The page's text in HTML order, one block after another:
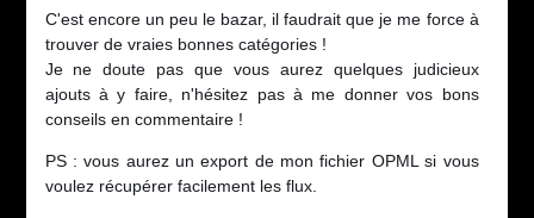
C'est encore un peu le bazar, il faudrait que je me force à
trouver de vraies bonnes catégories !
Je ne doute pas que vous aurez quelques judicieux
ajouts à y faire, n'hésitez pas à me donner vos bons
conseils en commentaire !
PS : vous aurez un export de mon fichier OPML si vous
voulez récupérer facilement les flux.